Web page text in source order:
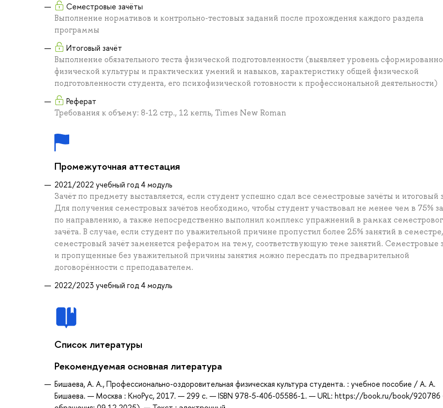
Семестровые зачёты
Выполнение нормативов и контрольно-тестовых заданий после прохождения каждого раздела
программы
Итоговый зачёт
Выполнение обязательного теста физической подготовленности (выявляет уровень
физической культуры и практических умений и навыков, характеристику общей физической
подготовленности студента, его психофизической готовности к профессиональной деятельности)
Реферат
Требования к объему: 8-12 стр., 12 кегль, Times New Roman
Промежуточная аттестация
2021/2022 учебный год 4 модуль
Зачёт по предмету выставляется, если студент успешно сдал все семестровые зачёты и итоговый
Для получения семестровых зачётов необходимо, чтобы студент участвовал не менее чем в 75%
по направлению, а также непосредственно выполнил комплекс упражнений в рамках
зачёта. В случае, если студент по уважительной причине пропустил более 25% занятий в семестре,
семестровый зачёт заменяется рефератом на тему, соответствующую теме занятий. Семестровые
и пропущенные без уважительной причины занятия можно пересдать по предварительной
договорённости с преподавателем.
2022/2023 учебный год 4 модуль
Список литературы
Рекомендуемая основная литература
Бишаева, А. А., Профессионально-оздоровительная физическая культура студента. : учебное пособие / А. А.
Бишаева. — Москва : КноРус, 2017. — 299 с. — ISBN 978-5-406-05586-1. — URL: https://book.ru/book/920786